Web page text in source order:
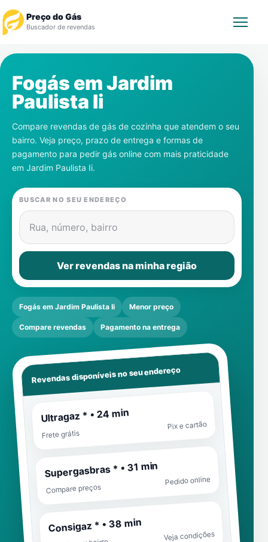
Preço do Gás
Buscador de revendas
Revendedor
Notícias
Cadastre-se
Gás
Contatos
Fogás emJardim
Paulista Ii
Compare revendas de gás de cozinha que atendem o seu
bairro. Veja preço, prazo de entrega e formas de
pagamento para pedir gás online com mais praticidade
em Jardim Paulista Ii.
BUSCAR NO SEU ENDEREÇO
Rua, número, bairro
Ver revendas na minha região
Fogás em Jardim Paulista Ii Menor preço
Compare revendas Pagamento na entrega
Revendas disponíveis no seu endereço
Ultragaz * • 24 min
Frete grátis
Pix e cartão
Supergasbras * • 31 min
Compare preços
Pedido online
Consigaz * • 38 min
Veja condições